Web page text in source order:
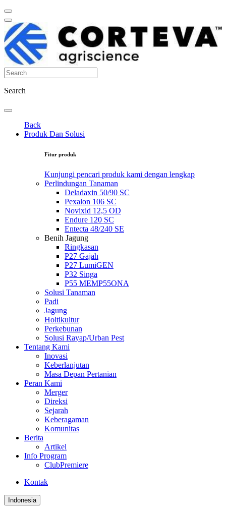
Search
Back
Produk Dan Solusi
Fitur produk
Kunjungi pencari produk kami dengan lengkap
Perlindungan Tanaman
Deladaxin 50/90 SC
Pexalon 106 SC
Novixid 12,5 OD
Endure 120 SC
Entecta 48/240 SE
Benih Jagung
Ringkasan
P27 Gajah
P27 LumiGEN
P32 Singa
P55 MEMP55ONA
Solusi Tanaman
Padi
Jagung
Holtikultur
Perkebunan
Solusi Rayap/Urban Pest
Tentang Kami
Inovasi
Keberlanjutan
Masa Depan Pertanian
Peran Kami
Merger
Direksi
Sejarah
Keberagaman
Komunitas
Berita
Artikel
Info Program
ClubPremiere
Kontak
Indonesia